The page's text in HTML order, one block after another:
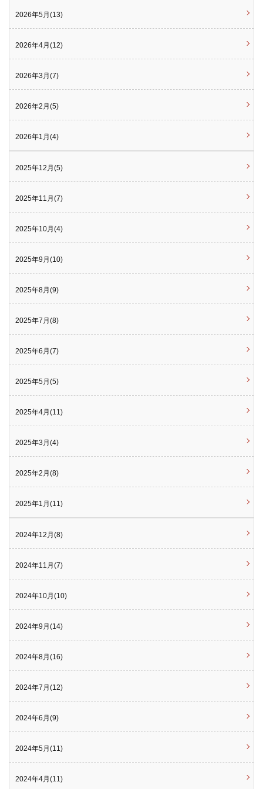
2026年5月(13)
2026年4月(12)
2026年3月(7)
2026年2月(5)
2026年1月(4)
2025年12月(5)
2025年11月(7)
2025年10月(4)
2025年9月(10)
2025年8月(9)
2025年7月(8)
2025年6月(7)
2025年5月(5)
2025年4月(11)
2025年3月(4)
2025年2月(8)
2025年1月(11)
2024年12月(8)
2024年11月(7)
2024年10月(10)
2024年9月(14)
2024年8月(16)
2024年7月(12)
2024年6月(9)
2024年5月(11)
2024年4月(11)